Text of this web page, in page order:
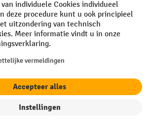
de voorraad strekt. De korting is niet van
prijzen. Een combinatie met andere
vouchers is niet mogelijk. | ² De korting
is 10 dagen geldig en kan online worden
en is maximaal 10%. Elektrische
stapelaars, elektrische heftrucks en
met andere kortingspercentages of vouchers.